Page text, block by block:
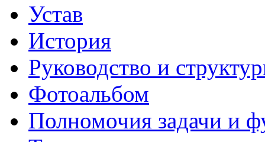
Устав
История
Руководство и
Фотоальбом
Полномочия задачи и